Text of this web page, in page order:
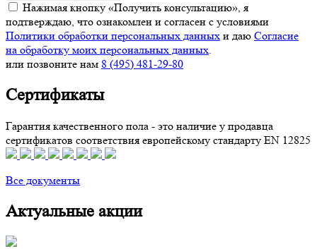
Нажимая кнопку «Получить консультацию», я
подтверждаю, что ознакомлен и согласен с условиями
Политики обработки персональных данных и даю Согласие
на обработку моих персональных данных.
или позвоните нам 8 (495) 481-29-80
Сертификаты
Гарантия качественного пола - это наличие у продавца
сертификатов соответствия европейскому стандарту EN 12825
Все документы
Актуальные акции